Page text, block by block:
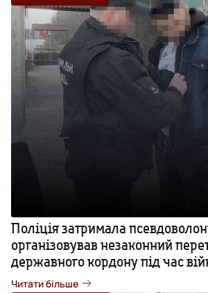
Поліція затримала
організовував незаконний
державного кордону під час
Читати більше